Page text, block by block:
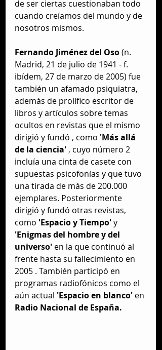
de ser ciertas cuestionaban todo
cuando creíamos del mundo y de
nosotros mismos.
Fernando Jiménez del Oso (n.
Madrid, 21 de julio de 1941 - f.
ibídem, 27 de marzo de 2005) fue
también un afamado psiquiatra,
además de prolífico escritor de
libros y artículos sobre temas
ocultos en revistas que el mismo
dirigió y fundó , como 'Más allá
de la ciencia' , cuyo número 2
incluía una cinta de casete con
supuestas psicofonías y que tuvo
una tirada de más de 200.000
ejemplares. Posteriormente
dirigió y fundó otras revistas,
como 'Espacio y Tiempo' y
'Enigmas del hombre y del
universo' en la que continuó al
frente hasta su fallecimiento en
2005 . También participó en
programas radiofónicos como el
aún actual 'Espacio en blanco' en
Radio Nacional de España.